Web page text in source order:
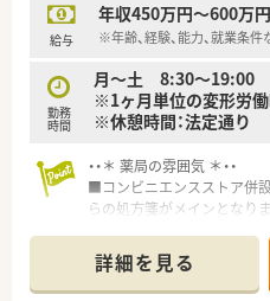
■ひとり暮らしの方や子育
ートがございます。
は97％！（2020年度）
結婚や出産などのライフス
働き続けることが出来ます。
<教育環境>
■本部に教育部があり、教
できます！
た際にしっかりと評価して貰
※手当として月50,000円の
大学病院での実務研修など
給与
年収450万円～600万円
※年齢、経験、能力、就業条
勤務
時間
月～土 8:30～19:00
※1ヶ月単位の変形労
※休憩時間：法定通り
・・＊ 薬局の雰囲気 ＊・・
■コンビニエンスストア併
らの処方箋がメインとなり
■処方箋は遠隔にある入力
で入力する場合もあります。
■日比谷線神谷町駅徒歩3分
詳細を見る